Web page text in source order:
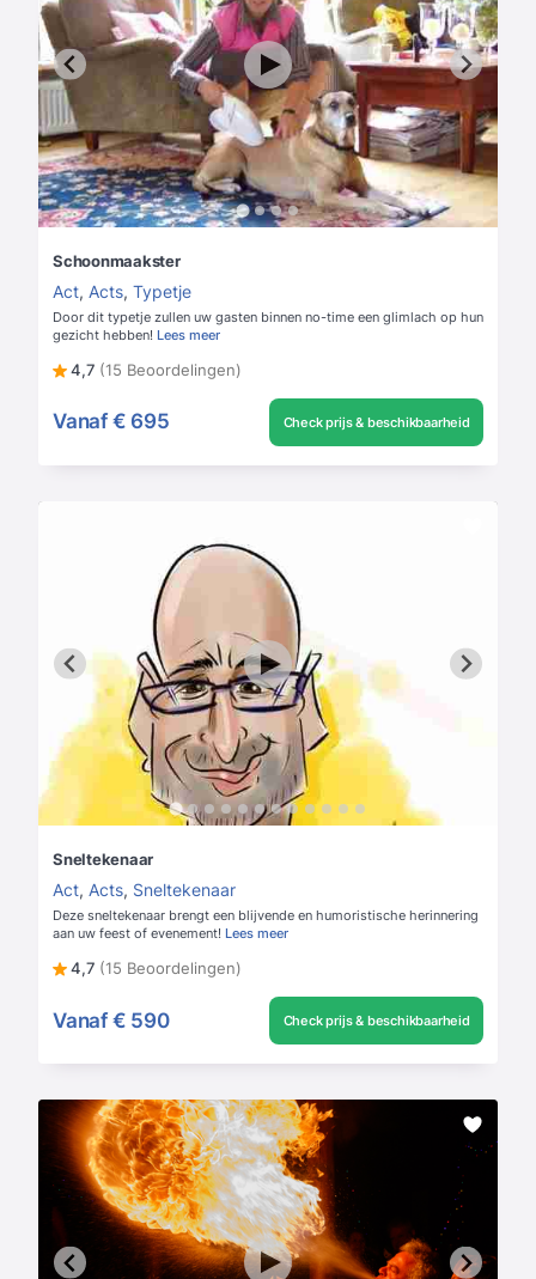
Schoonmaakster
Act, Acts, Typetje
Door dit typetje zullen uw gasten binnen no-time een glimlach op hun
gezicht hebben! Lees meer
4,7 (15 Beoordelingen)
Vanaf € 695 Check prijs & beschikbaarheid
Sneltekenaar
Act, Acts, Sneltekenaar
Deze sneltekenaar brengt een blijvende en humoristische herinnering
aan uw feest of evenement! Lees meer
4,7 (15 Beoordelingen)
Vanaf € 590 Check prijs & beschikbaarheid